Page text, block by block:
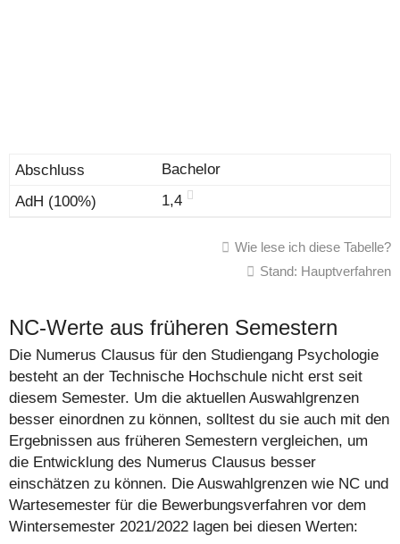
Bachelor
1,4
Wie lese ich diese Tabelle?
Stand: Hauptverfahren
NC-Werte aus früheren Semestern
Die Numerus Clausus für den Studiengang Psychologie
besteht an der Technische Hochschule nicht erst seit
diesem Semester. Um die aktuellen Auswahlgrenzen
besser einordnen zu können, solltest du sie auch mit den
Ergebnissen aus früheren Semestern vergleichen, um
die Entwicklung des Numerus Clausus besser
einschätzen zu können. Die Auswahlgrenzen wie NC und
Wartesemester für die Bewerbungsverfahren vor dem
Wintersemester 2021/2022 lagen bei diesen Werten: